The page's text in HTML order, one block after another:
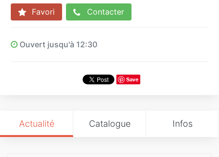
Favori Contacter
Ouvert jusqu'à 12:30
Save
Actualité Catalogue Infos